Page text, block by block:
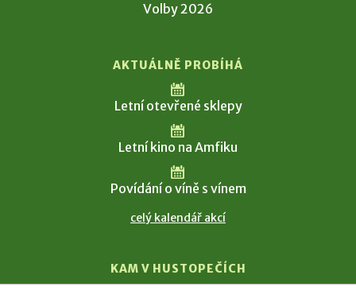
Volby 2026
AKTUÁLNĚ PROBÍHÁ
Letní otevřené sklepy
Letní kino na Amfiku
Povídání o víně s vínem
celý kalendář akcí
KAM V HUSTOPEČÍCH